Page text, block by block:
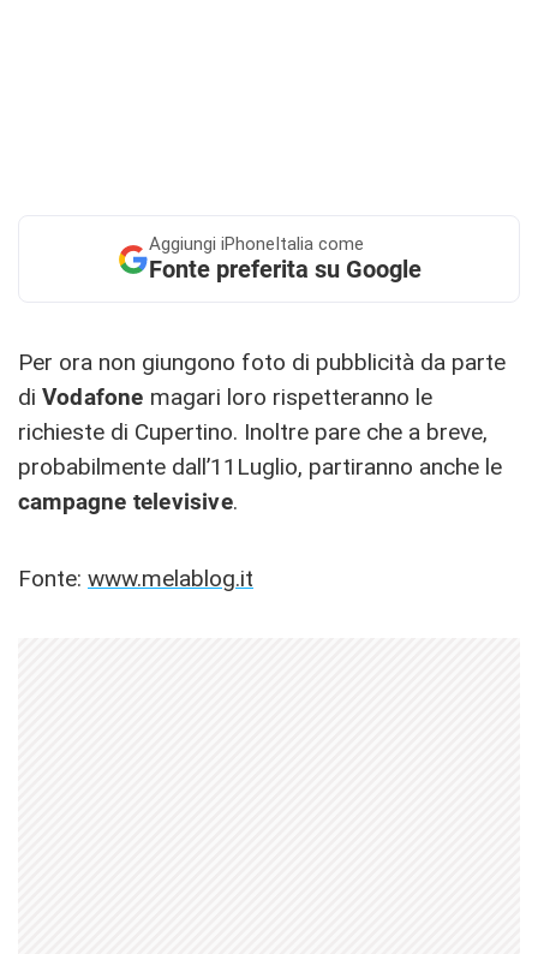
Aggiungi iPhoneItalia come
Fonte preferita su Google
Per ora non giungono foto di pubblicità da parte
di Vodafone magari loro rispetteranno le
richieste di Cupertino. Inoltre pare che a breve,
probabilmente dall’11Luglio, partiranno anche le
campagne televisive.
Fonte: www.melablog.it